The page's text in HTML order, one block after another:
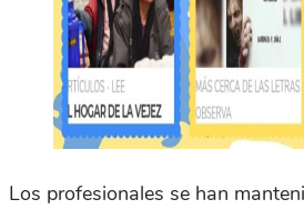
Los profesionales se han